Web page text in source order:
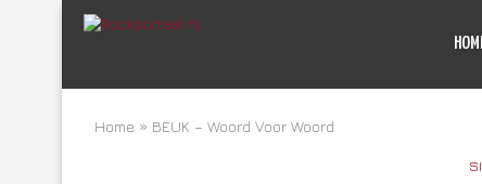
Home » BEUK – Woord Voor Woord